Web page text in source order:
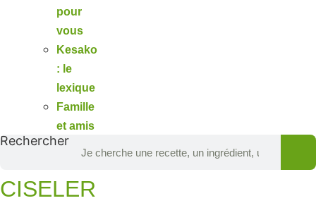
pour
vous
Kesako
: le
lexique
Famille
et amis
Rechercher
CISELER